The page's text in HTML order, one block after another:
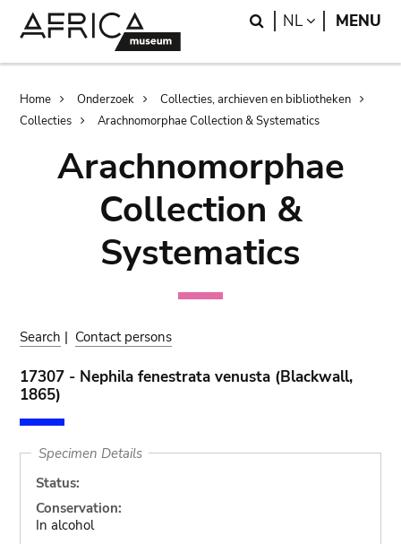
Search
NL LANGUAGE
MENU
Breadcrumb
Home Onderzoek
Collecties, archieven en bibliotheken
Collecties
Arachnomorphae Collection & Systematics
Arachnomorphae
Collection &
Systematics
Search | Contact persons
17307 - Nephila fenestrata venusta (Blackwall,
1865)
Specimen Details
Status:
Conservation:
In alcohol